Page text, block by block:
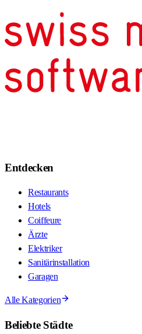
Entdecken
Restaurants
Hotels
Coiffeure
Ärzte
Elektriker
Sanitärinstallation
Garagen
Alle Kategorien
Beliebte Städte